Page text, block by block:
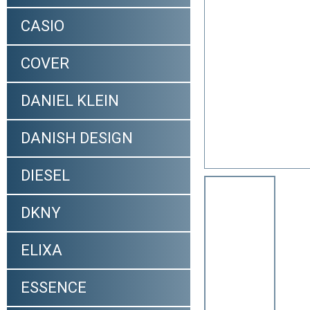
CASIO
COVER
DANIEL KLEIN
DANISH DESIGN
DIESEL
DKNY
ELIXA
ESSENCE